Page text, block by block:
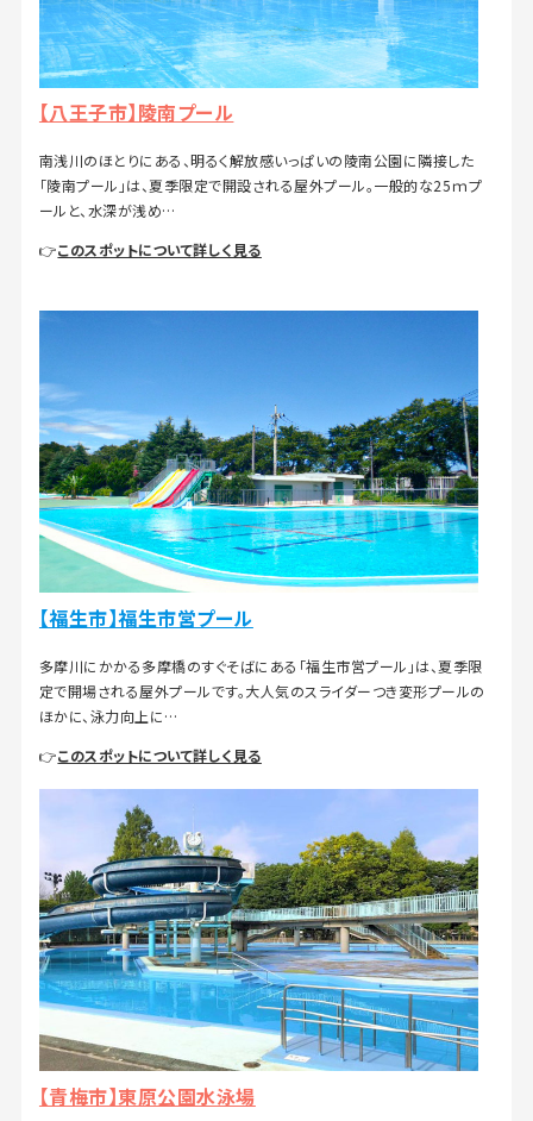
【八王子市】陵南プール
南浅川のほとりにある、明るく解放感いっぱいの陵南公園に隣接した
「陵南プール」は、夏季限定で開設される屋外プール。一般的な25ｍプ
ールと、水深が浅め…
👉このスポットについて詳しく見る
【福生市】福生市営プール
多摩川にかかる多摩橋のすぐそばにある「福生市営プール」は、夏季限
定で開場される屋外プールです。大人気のスライダーつき変形プールの
ほかに、泳力向上に…
👉このスポットについて詳しく見る
【青梅市】東原公園水泳場